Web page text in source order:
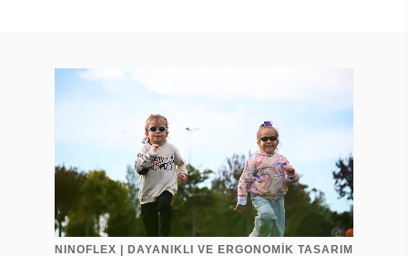
NINOFLEX | DAYANIKLI VE ERGONOMİK TASARIM